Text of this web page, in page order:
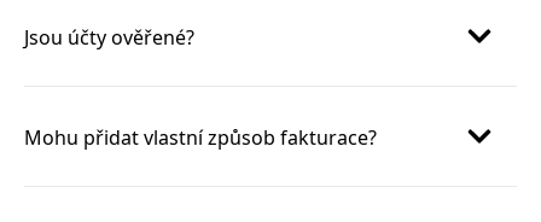
Jsou účty ověřené?
Mohu přidat vlastní způsob fakturace?